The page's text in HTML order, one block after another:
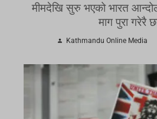
मीमदेखि सुरु भएको भारत
माग पुरा गरेरै
Kathmandu Online Media